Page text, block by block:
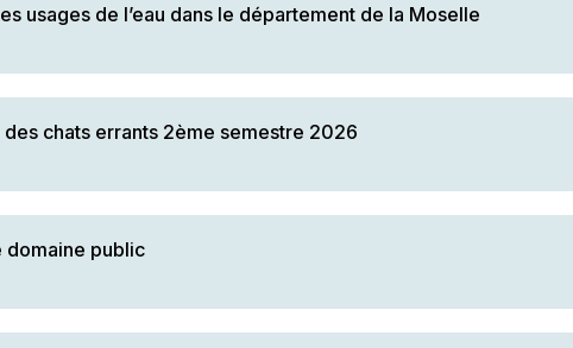
usages de l’eau dans le département de la Moselle
chats errants 2ème semestre 2026
domaine public